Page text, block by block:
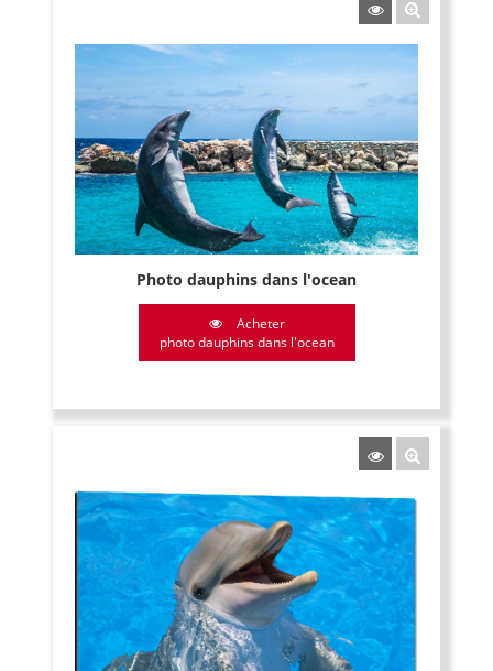
Photo dauphins dans l'ocean
Acheter
photo dauphins dans l'ocean